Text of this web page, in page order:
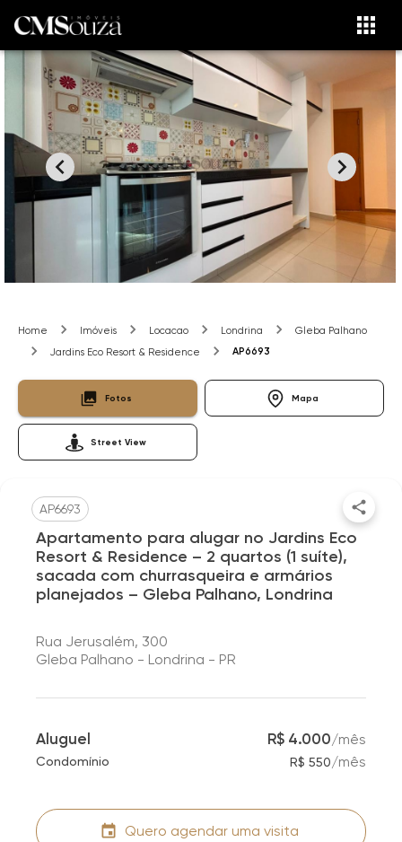
Home Imóveis Locacao Londrina
Gleba Palhano
Jardins Eco Resort & Residence
AP6693
Fotos Mapa
Street View
AP6693
Apartamento para alugar no Jardins Eco
Resort & Residence – 2 quartos (1 suíte),
sacada com churrasqueira e armários
planejados – Gleba Palhano, Londrina
Rua Jerusalém, 300
Gleba Palhano - Londrina - PR
Aluguel R$ 4.000/mês
Condomínio R$ 550/mês
Quero agendar uma visita